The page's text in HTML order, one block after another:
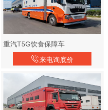
重汽T5G饮食保障车
来电询底价